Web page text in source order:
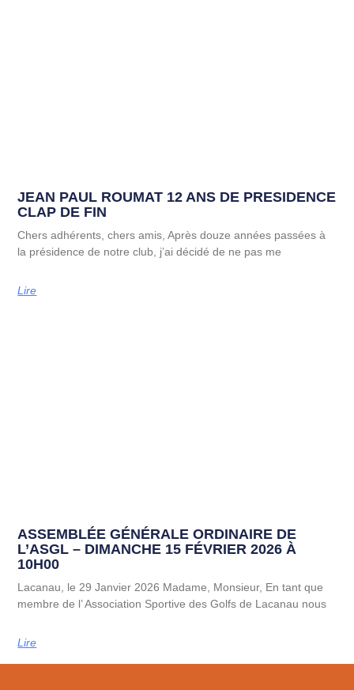
JEAN PAUL ROUMAT 12 ANS DE PRESIDENCE
CLAP DE FIN
Chers adhérents, chers amis, Après douze années passées à
la présidence de notre club, j’ai décidé de ne pas me
Lire
ASSEMBLÉE GÉNÉRALE ORDINAIRE DE
L’ASGL – DIMANCHE 15 FÉVRIER 2026 À
10H00
Lacanau, le 29 Janvier 2026 Madame, Monsieur, En tant que
membre de l’ Association Sportive des Golfs de Lacanau nous
Lire